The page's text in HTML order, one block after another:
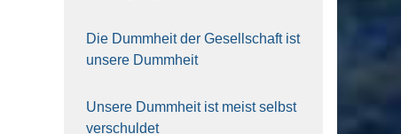
Die Dumm­heit der Gesell­schaft ist
unse­re Dumm­heit
Unse­re Dumm­heit ist meist selbst
ver­schul­det